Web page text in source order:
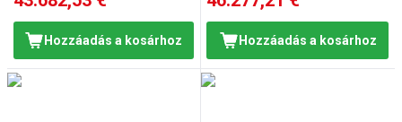
Hozzáadás a kosárhoz Hozzáadás a kosárhoz